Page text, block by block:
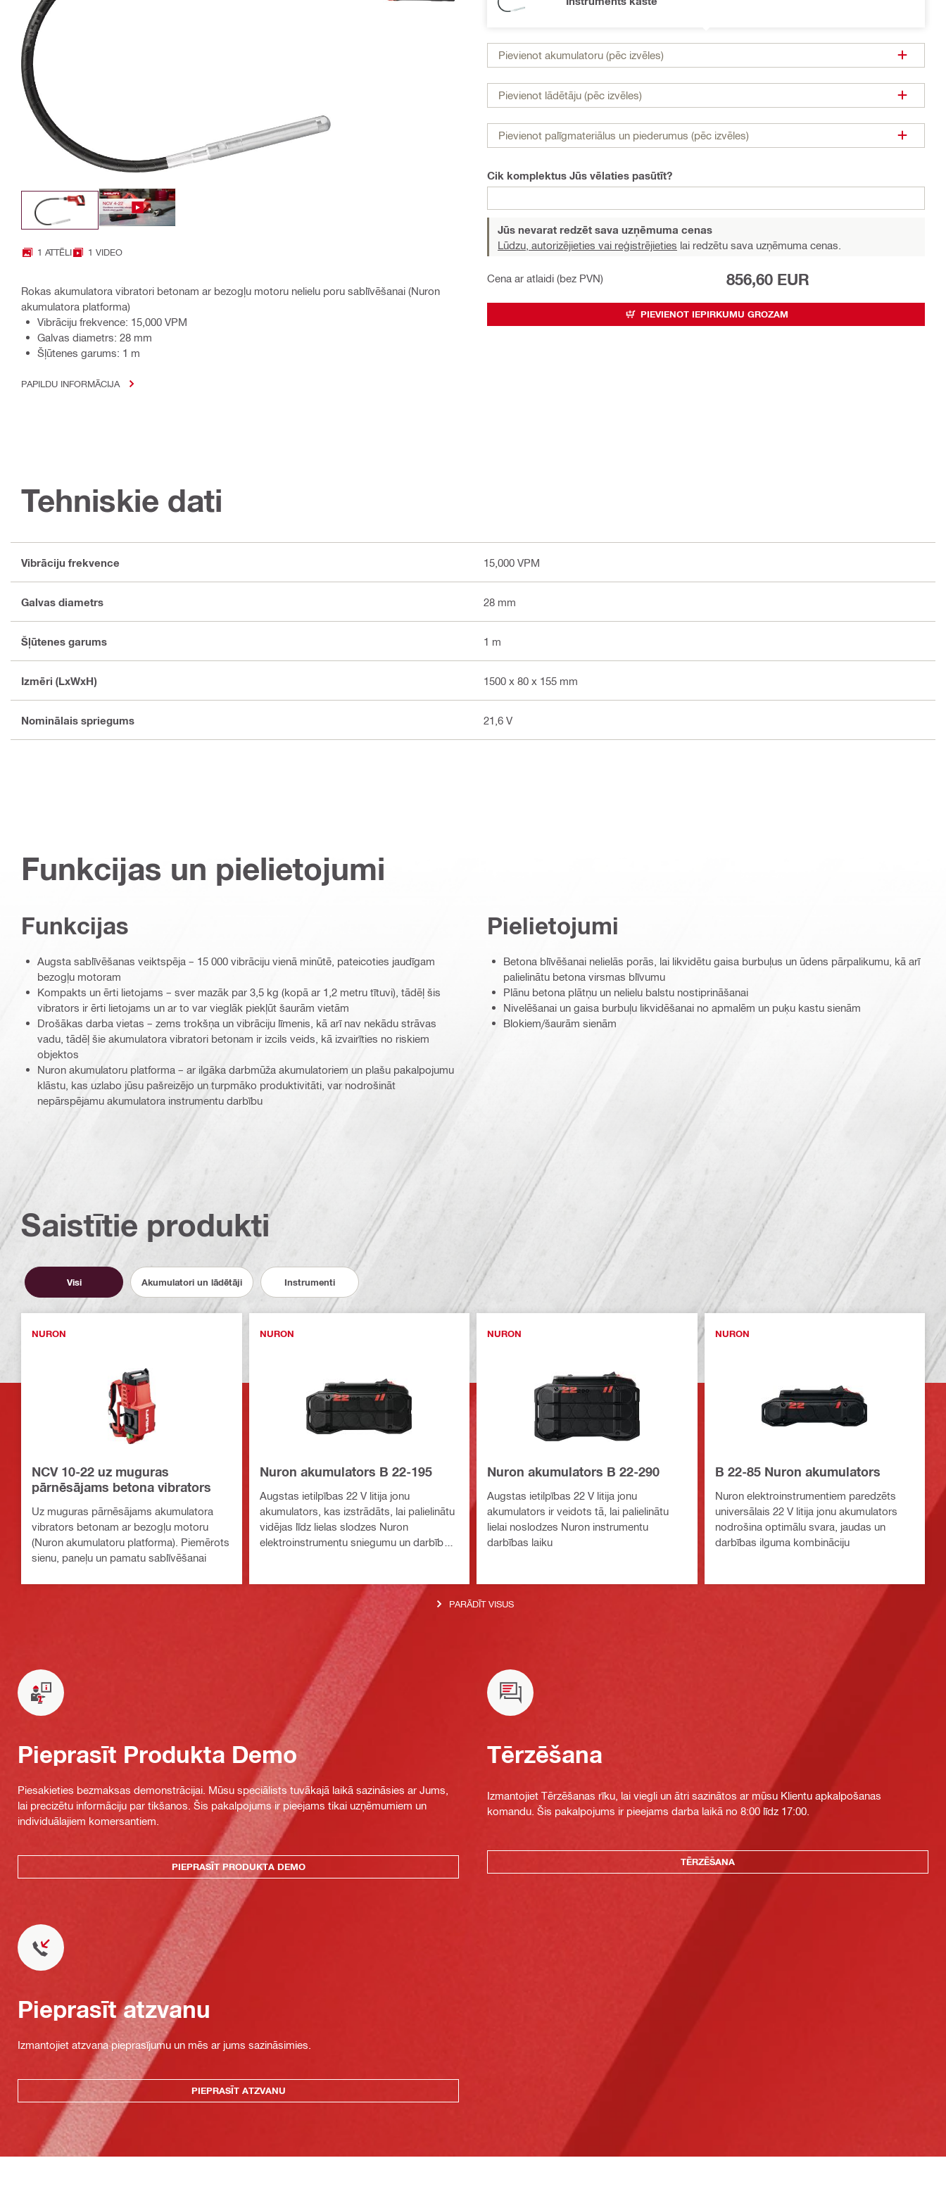
1 ATTĒLI 1 VIDEO
Rokas akumulatora vibratori betonam ar bezogļu motoru nelielu poru sablīvēšanai (Nuron
akumulatora platforma)
Vibrāciju frekvence: 15,000 VPM
Galvas diametrs: 28 mm
Šļūtenes garums: 1 m
PAPILDU INFORMĀCIJA
Pievienot akumulatoru (pēc izvēles)
Pievienot lādētāju (pēc izvēles)
Pievienot palīgmateriālus un piederumus (pēc izvēles)
Cik komplektus Jūs vēlaties pasūtīt?
Jūs nevarat redzēt sava uzņēmuma cenas
Lūdzu, autorizējieties vai reģistrējieties lai redzētu sava uzņēmuma cenas.
Cena ar atlaidi (bez PVN) 856,60 EUR
PIEVIENOT IEPIRKUMU GROZAM
Tehniskie dati
Vibrāciju frekvence 15,000 VPM
Galvas diametrs 28 mm
Šļūtenes garums 1 m
Izmēri (LxWxH) 1500 x 80 x 155 mm
Nominālais spriegums 21,6 V
Funkcijas un pielietojumi
Funkcijas
Augsta sablīvēšanas veiktspēja – 15 000 vibrāciju vienā minūtē, pateicoties jaudīgam
bezogļu motoram
Kompakts un ērti lietojams – sver mazāk par 3,5 kg (kopā ar 1,2 metru tītuvi), tādēļ šis
vibrators ir ērti lietojams un ar to var vieglāk piekļūt šaurām vietām
Drošākas darba vietas – zems trokšņa un vibrāciju līmenis, kā arī nav nekādu strāvas
vadu, tādēļ šie akumulatora vibratori betonam ir izcils veids, kā izvairīties no riskiem
objektos
Nuron akumulatoru platforma – ar ilgāka darbmūža akumulatoriem un plašu pakalpojumu
klāstu, kas uzlabo jūsu pašreizējo un turpmāko produktivitāti, var nodrošināt
nepārspējamu akumulatora instrumentu darbību
Pielietojumi
Betona blīvēšanai nelielās porās, lai likvidētu gaisa burbuļus un ūdens pārpalikumu, kā arī
palielinātu betona virsmas blīvumu
Plānu betona plātņu un nelielu balstu nostiprināšanai
Nivelēšanai un gaisa burbuļu likvidēšanai no apmalēm un puķu kastu sienām
Blokiem/šaurām sienām
Saistītie produkti
Visi Akumulatori un lādētāji Instrumenti
NURON
NCV 10-22 uz muguras
pārnēsājams betona vibrators
Uz muguras pārnēsājams akumulatora
vibrators betonam ar bezogļu motoru
(Nuron akumulatoru platforma). Piemērots
sienu, paneļu un pamatu sablīvēšanai
NURON
Nuron akumulators B 22-195
Augstas ietilpības 22 V litija jonu
akumulators, kas izstrādāts, lai palielinātu
vidējas līdz lielas slodzes Nuron
elektroinstrumentu sniegumu un darbības
NURON
Nuron akumulators B 22-290
Augstas ietilpības 22 V litija jonu
akumulators ir veidots tā, lai palielinātu
lielai noslodzes Nuron instrumentu
darbības laiku
NURON
B 22-85 Nuron akumulators
Nuron elektroinstrumentiem paredzēts
universālais 22 V litija jonu akumulators
nodrošina optimālu svara, jaudas un
darbības ilguma kombināciju
PARĀDĪT VISUS
Pieprasīt Produkta Demo
Piesakieties bezmaksas demonstrācijai. Mūsu speciālists tuvākajā laikā sazināsies ar Jums,
lai precizētu informāciju par tikšanos. Šis pakalpojums ir pieejams tikai uzņēmumiem un
individuālajiem komersantiem.
PIEPRASĪT PRODUKTA DEMO
Tērzēšana
Izmantojiet Tērzēšanas rīku, lai viegli un ātri sazinātos ar mūsu Klientu apkalpošanas
komandu. Šis pakalpojums ir pieejams darba laikā no 8:00 līdz 17:00.
TĒRZĒŠANA
Pieprasīt atzvanu
Izmantojiet atzvana pieprasījumu un mēs ar jums sazināsimies.
PIEPRASĪT ATZVANU